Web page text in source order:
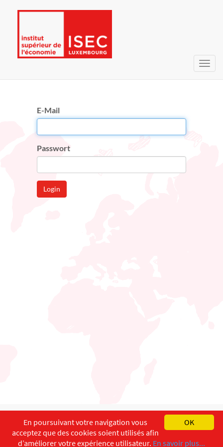
E-Mail
Passwort
Login
English Français
Copyright ©ISEC-AdW Impressum
OK
En poursuivant votre navigation vous
acceptez que des cookies soient utilisés afin
d’améliorer votre expérience utilisateur. En savoir plus...